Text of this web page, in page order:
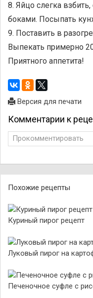
8. Яйцо слегка
боками. Посыпать
9. Поставить в
Выпекать примерно
Приятного аппетита!
Версия для печати
Комментарии к
Прокомментировать
Похожие рецепты
Куриный пирог рецепт
Луковый пирог на
Печеночное суфле с